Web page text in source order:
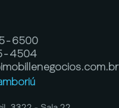
6500
4504